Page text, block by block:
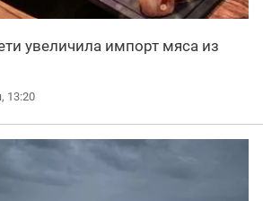
увеличила импорт мяса из
13:20